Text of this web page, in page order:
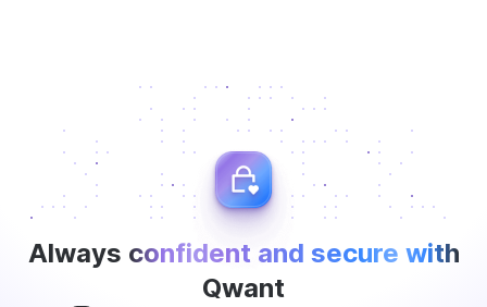
Always confident and secure with
Qwant